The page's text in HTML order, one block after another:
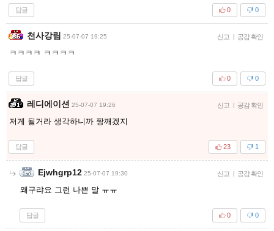
답글 0
0
천사강림 25-07-07 19:25 신고 | 공감 확인
ㅋㅋㅋㅋ ㅋㅋㅋㅋ
답글 0
0
레디에이션 25-07-07 19:26 신고 | 공감 확인
저게 될거라 생각하니까 짱깨겠지
답글 1
23
Ejwhgrp12 25-07-07 19:30 신고 | 공감 확인
왜구랴요 그런 나쁜 말 ㅠㅠ
답글 0
0